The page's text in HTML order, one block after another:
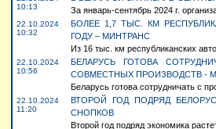
10:13
За январь-сентябрь 2024 г.
22.10.2024
10:32
БОЛЕЕ 1,7 ТЫС. КМ
ГОДУ – МИНТРАНС
Из 16 тыс. км республиканских
22.10.2024
10:56
БЕЛАРУСЬ ГОТОВА
СОВМЕСТНЫХ ПРОИЗВОДСТВ -
Беларусь готова сотрудничать с
22.10.2024
11:20
ВТОРОЙ ГОД ПОДРЯД
СНОПКОВ
Второй год подряд экономика